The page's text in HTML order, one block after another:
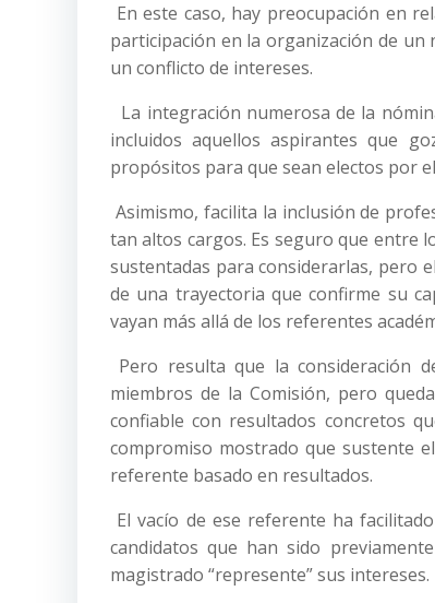
En este caso, hay preocupación en
participación en la organización de
un conflicto de intereses.
La integración numerosa de la
incluidos aquellos aspirantes que
propósitos para que sean electos por
Asimismo, facilita la inclusión de
tan altos cargos. Es seguro que entre
sustentadas para considerarlas, pero
de una trayectoria que confirme su
vayan más allá de los referentes
Pero resulta que la consideración
miembros de la Comisión, pero
confiable con resultados concretos
compromiso mostrado que sustente
referente basado en resultados.
El vacío de ese referente ha
candidatos que han sido
magistrado “represente” sus intereses.